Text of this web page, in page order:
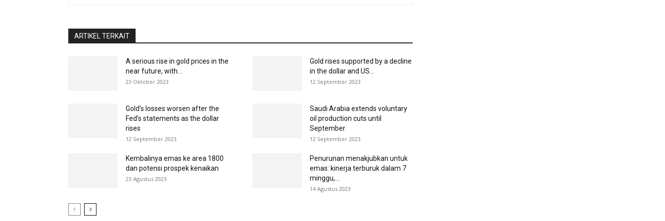
ARTIKEL TERKAIT
A serious rise in gold prices in the
near future, with...
23 Oktober 2023
Gold rises supported by a decline
in the dollar and US...
12 September 2023
Gold’s losses worsen after the
Fed’s statements as the dollar
rises
12 September 2023
Saudi Arabia extends voluntary
oil production cuts until
September
12 September 2023
Kembalinya emas ke area 1800
dan potensi prospek kenaikan
23 Agustus 2023
Penurunan menakjubkan untuk
emas: kinerja terburuk dalam 7
minggu,...
14 Agustus 2023